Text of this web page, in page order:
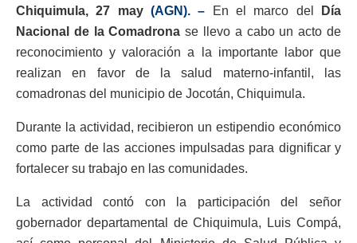
Chiquimula, 27 may (AGN). – En el marco del
Día
Nacional de la Comadronase llevo a cabo un acto de
reconocimiento y valoración a la importante labor que
realizan en favor de la salud materno-infantil, las
comadronas del municipio de Jocotán, Chiquimula.
Durante la actividad, recibieron un estipendio económico
como parte de las acciones impulsadas para dignificar y
fortalecer su trabajo en las comunidades.
La actividad contó con la participación del señor
gobernador departamental de Chiquimula, Luis Compá,